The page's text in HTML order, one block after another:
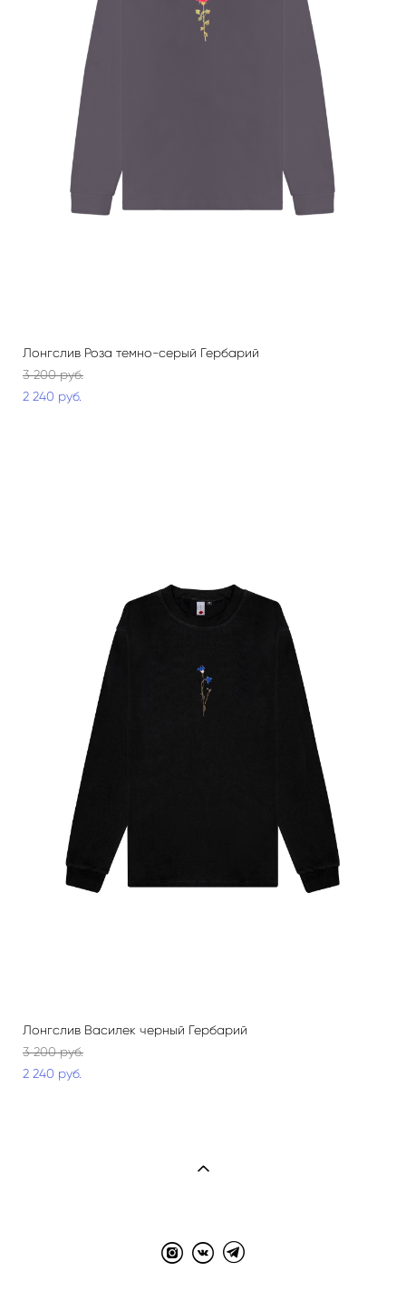
Лонгслив Роза темно-серый Гербарий
3 200 pуб.
2 240 pуб.
Лонгслив Василек черный Гербарий
3 200 pуб.
2 240 pуб.